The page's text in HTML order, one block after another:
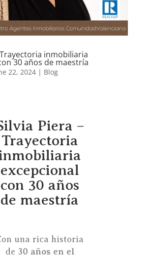
inmobiliaria
30 años de maestría
22, 2024| Blog
Piera –
Trayectoria
excepcional
con 30 años
de maestría
una rica historia
de 30 años en el